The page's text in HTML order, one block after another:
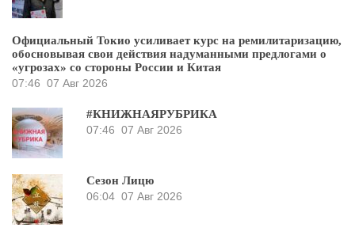
Официальный Токио усиливает курс на ремилитаризацию,
обосновывая свои действия надуманными предлогами о
«угрозах» со стороны России и Китая
07:46 07 Авг 2026
#КНИЖНАЯРУБРИКА
07:46 07 Авг 2026
Сезон Лицю
06:04 07 Авг 2026